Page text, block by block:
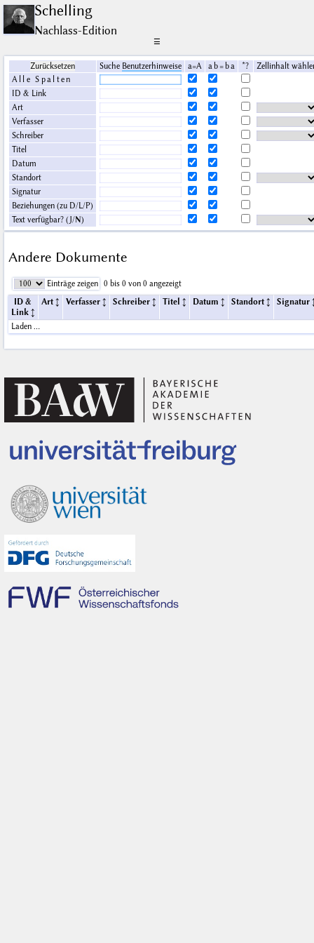
Schelling
Nachlass-Edition
☰
Zurücksetzen Suche Benutzerhinweise a=A a b = b a *?
Zellinhalt
Alle Spalten
ID & Link
Art
Verfasser
Schreiber
Titel
Datum
Standort
Signatur
Beziehungen (zu D/L/P)
Text verfügbar? ( J/N)
Andere Dokumente
Einträge zeigen
0 bis 0 von 0 angezeigt
ID &
Link
Art Verfasser Schreiber Titel Datum Standort Signatur
Laden …